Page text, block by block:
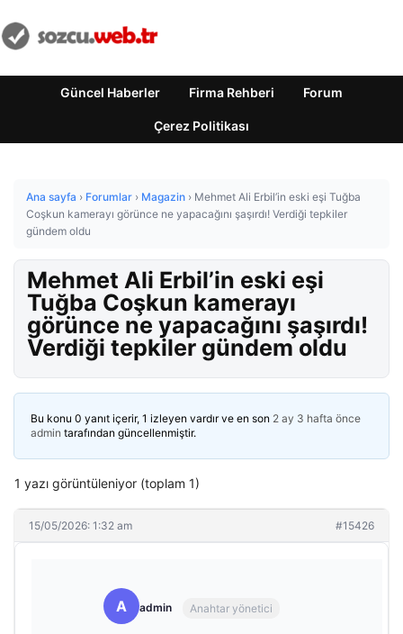
Güncel Haberler Firma Rehberi Forum
Çerez Politikası
Ana sayfa › Forumlar › Magazin › Mehmet Ali Erbil’in eski eşi Tuğba
Coşkun kamerayı görünce ne yapacağını şaşırdı! Verdiği tepkiler
gündem oldu
Mehmet Ali Erbil’in eski eşi
Tuğba Coşkun kamerayı
görünce ne yapacağını şaşırdı!
Verdiği tepkiler gündem oldu
Bu konu 0 yanıt içerir, 1 izleyen vardır ve en son 2 ay 3 hafta önce
admin tarafından güncellenmiştir.
1 yazı görüntüleniyor (toplam 1)
15/05/2026: 1:32 am #15426
A admin Anahtar yönetici